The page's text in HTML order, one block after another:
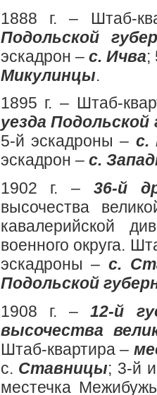
1888 г. – Штаб-
Подольской
эскадрон – с. Ичва;
Микулинцы.
1895 г. – Штаб-
уезда Подольской
5-й эскадроны – с.
эскадрон – с.
1902 г. –36-й
высочества
кавалерийской
военного округа.
эскадроны –с.
Подольской
1908 г. –12-й
высочества
Штаб-квартира –
с. Ставницы; 3-й
местечка